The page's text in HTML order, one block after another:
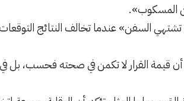
المسكوب».
تشتهي السفن» عندما تخالف النتائج
قيمة القرار لا تكمن في صحته فحسب، بل في